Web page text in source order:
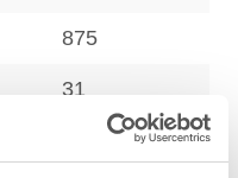
875
31